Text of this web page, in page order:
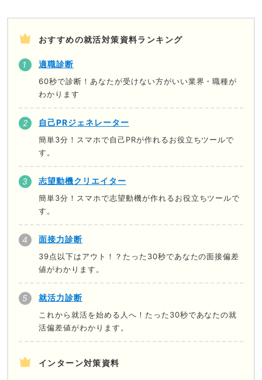
おすすめの就活対策資料ランキング
適職診断
60秒で診断！あなたが受けない方がいい業界・職種が
わかります
自己PRジェネレーター
簡単3分！スマホで自己PRが作れるお役立ちツールで
す。
志望動機クリエイター
簡単3分！スマホで志望動機が作れるお役立ちツールで
す。
面接力診断
39点以下はアウト！？たった30秒であなたの面接偏差
値がわかります。
就活力診断
これから就活を始める人へ！たった30秒であなたの就
活偏差値がわかります。
インターン対策資料